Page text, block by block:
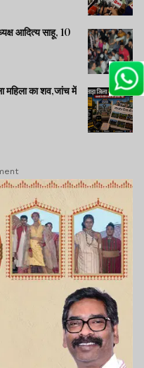
आदित्य साहू, 10
का शव,जांच में